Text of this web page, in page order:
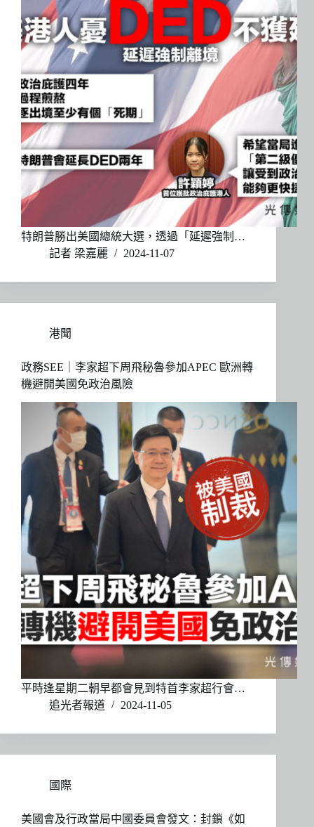
特朗普勝出美國總統大選，透過「延遲強制…
記者 梁嘉麗
2024-11-07
港聞
政務SEE｜李家超下周飛秘魯參加APEC 歐洲轉
機避開美國免政治風險
平時逢星期二朝早都會見到特首李家超行會…
追光者報道
2024-11-05
國際
美國會及行政當局中國委員會發文：封鎖《如